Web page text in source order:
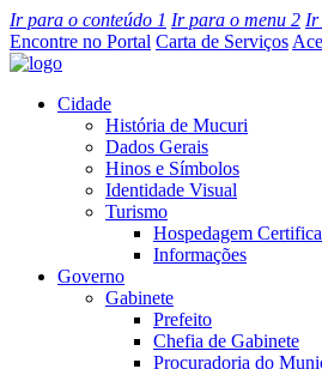
Ir para o conteúdo 1 Ir para o menu 2 Ir
Encontre no Portal Carta de Serviços
Cidade
História de Mucuri
Dados Gerais
Hinos e Símbolos
Identidade Visual
Turismo
Hospedagem
Informações
Governo
Gabinete
Prefeito
Chefia de Gabinete
Procuradoria do